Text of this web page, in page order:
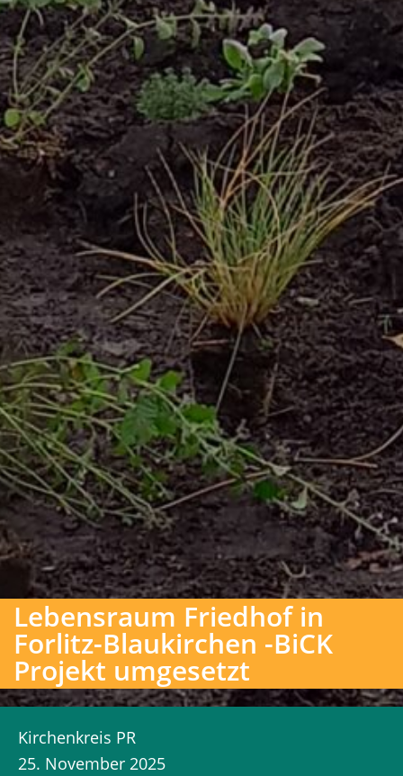
Lebensraum Friedhof in
Forlitz-Blaukirchen -BiCK
Projekt umgesetzt
Kirchenkreis PR
25. November 2025